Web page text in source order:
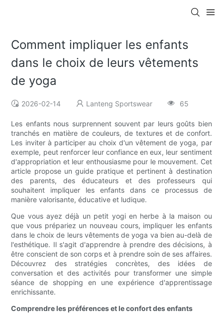
Comment impliquer les enfants
dans le choix de leurs vêtements
de yoga
2026-02-14 Lanteng Sportswear 65
Les enfants nous surprennent souvent par leurs goûts bien
tranchés en matière de couleurs, de textures et de confort.
Les inviter à participer au choix d'un vêtement de yoga, par
exemple, peut renforcer leur confiance en eux, leur sentiment
d'appropriation et leur enthousiasme pour le mouvement. Cet
article propose un guide pratique et pertinent à destination
des parents, des éducateurs et des professeurs qui
souhaitent impliquer les enfants dans ce processus de
manière valorisante, éducative et ludique.
Que vous ayez déjà un petit yogi en herbe à la maison ou
que vous prépariez un nouveau cours, impliquer les enfants
dans le choix de leurs vêtements de yoga va bien au-delà de
l'esthétique. Il s'agit d'apprendre à prendre des décisions, à
être conscient de son corps et à prendre soin de ses affaires.
Découvrez des stratégies concrètes, des idées de
conversation et des activités pour transformer une simple
séance de shopping en une expérience d'apprentissage
enrichissante.
Comprendre les préférences et le confort des enfants